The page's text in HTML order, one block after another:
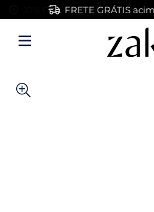
Entre com email
FRETE GRÁTIS